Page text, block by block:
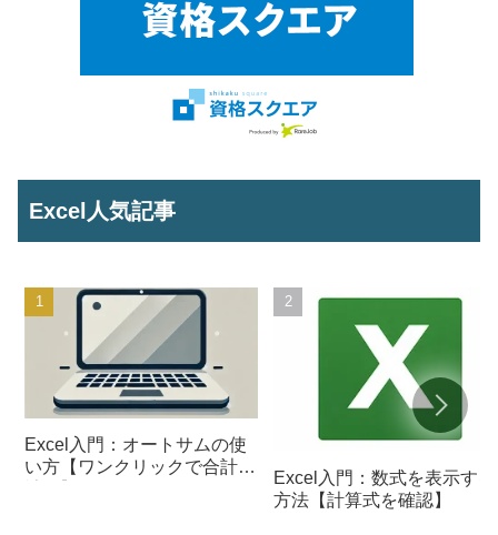
Excel人気記事
Excel入門：オートサムの使
い方【ワンクリックで合計を
Excel入門：数式を表示する
方法【計算式を確認】